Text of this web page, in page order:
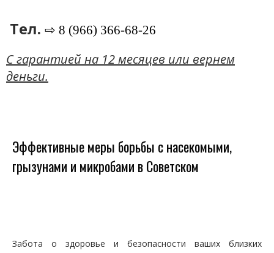
Тел. ⇨ 8 (966) 366-68-26
C гарантией на 12 месяцев или вернем
деньги.
Эффективные меры борьбы с насекомыми,
грызунами и микробами в Советском
Забота о здоровье и безопасности ваших близких